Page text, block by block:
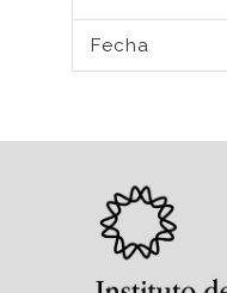
Fecha